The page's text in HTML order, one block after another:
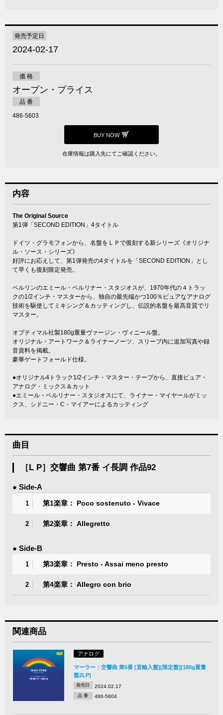
発売予定日
2024-02-17
価 格
オープン・プライス
品 番
486-5603
BUY NOW
在庫情報は購入先にてご確認ください。
内容
The Original Source
第1弾「SECOND EDITION」4タイトル
ドイツ・グラモフォンから、名盤をＬＰで復刻する新シリーズ《オリジナ
ル・ソース・シリーズ》
好評にお応えして、第1弾発売の4タイトルを「SECOND EDITION」とし
て早くも復刻限定発売。
ベルリンのエミール・ベルリナー・スタジオスが、1970年代の４トラッ
クの1/2インチ・マスターから、独自の最先端かつ100％ピュアなアナログ
技術を駆使してミキシング＆カッティングし、伝説的名盤を最高音質でリ
マスター。
オプティマル社製180g重量ヴァージン・ヴィニール盤。
オリジナル・アートワーク＆ライナーノーツ、スリーブ内に追加写真や録
音資料を掲載。
豪華ゲートフォールド仕様。
●オリジナル4トラック1/2インチ・マスター・テープから、直接ピュア・
アナログ・ミックス＆カット
●エミール・ベルリナー・スタジオスにて、ライナー・マイヤールがミッ
クス、シドニー・C・マイアーによるカッティング
曲目
［L P］交響曲 第7番 イ長調 作品92
● Side-A
1 第1楽章： Poco sostenuto - Vivace
2 第2楽章： Allegretto
● Side-B
1 第3楽章： Presto - Assai meno presto
2 第4楽章： Allegro con brio
関連商品
アナログ
マーラー：交響曲 第5番 [直輸入盤][限定盤][180g重量
盤2LP]
発売日 2024.02.17
品 番 486-5604